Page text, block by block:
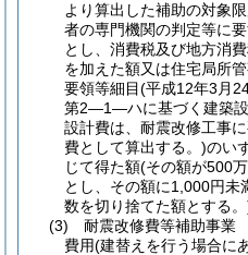
より算出した補助の対象
者の専門機関の判定等に
とし、消費税及び地方消
を加えた額又は住宅局所
要領等細目(平成12年3月
第2―1―ハに基づく建築
設計費は、耐震改修工事
費として算出する。)のい
じて得た額(その額が500
とし、その額に1,000円未
数を切り捨てた額とする
(3)
耐震改修費等補助事業
費用(建替えを行う場合に